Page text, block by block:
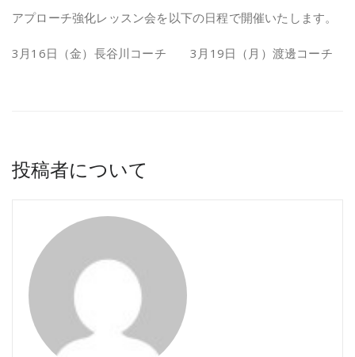
アプローチ強化レッスン会を以下の日程で開催いたします。
3月16日（金）長谷川コーチ 3月19日（月）渡邊コーチ
投稿者について